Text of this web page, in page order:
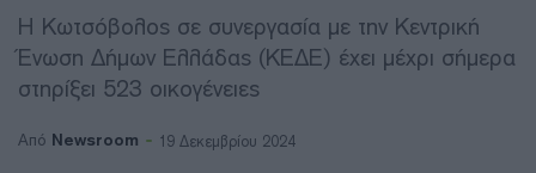
Η Κωτσόβολος σε συνεργασία με την Κεντρική
Ένωση Δήμων Ελλάδας (ΚΕΔΕ) έχει μέχρι σήμερα
στηρίξει 523 οικογένειες
Από Newsroom 19 Δεκεμβρίου 2024